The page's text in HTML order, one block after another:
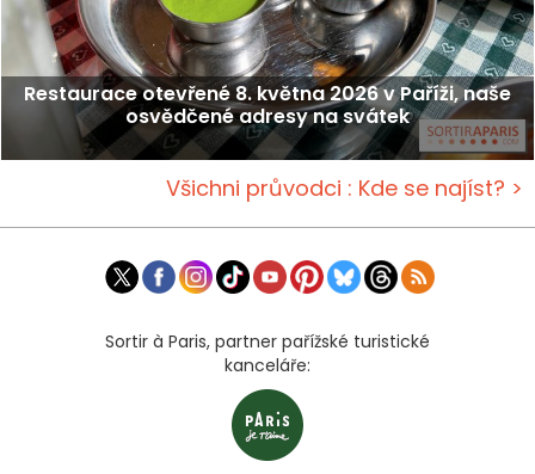
Restaurace otevřené 8. května 2026 v Paříži, naše
osvědčené adresy na svátek
Všichni průvodci : Kde se najíst? >
Sortir à Paris, partner pařížské turistické
kanceláře: